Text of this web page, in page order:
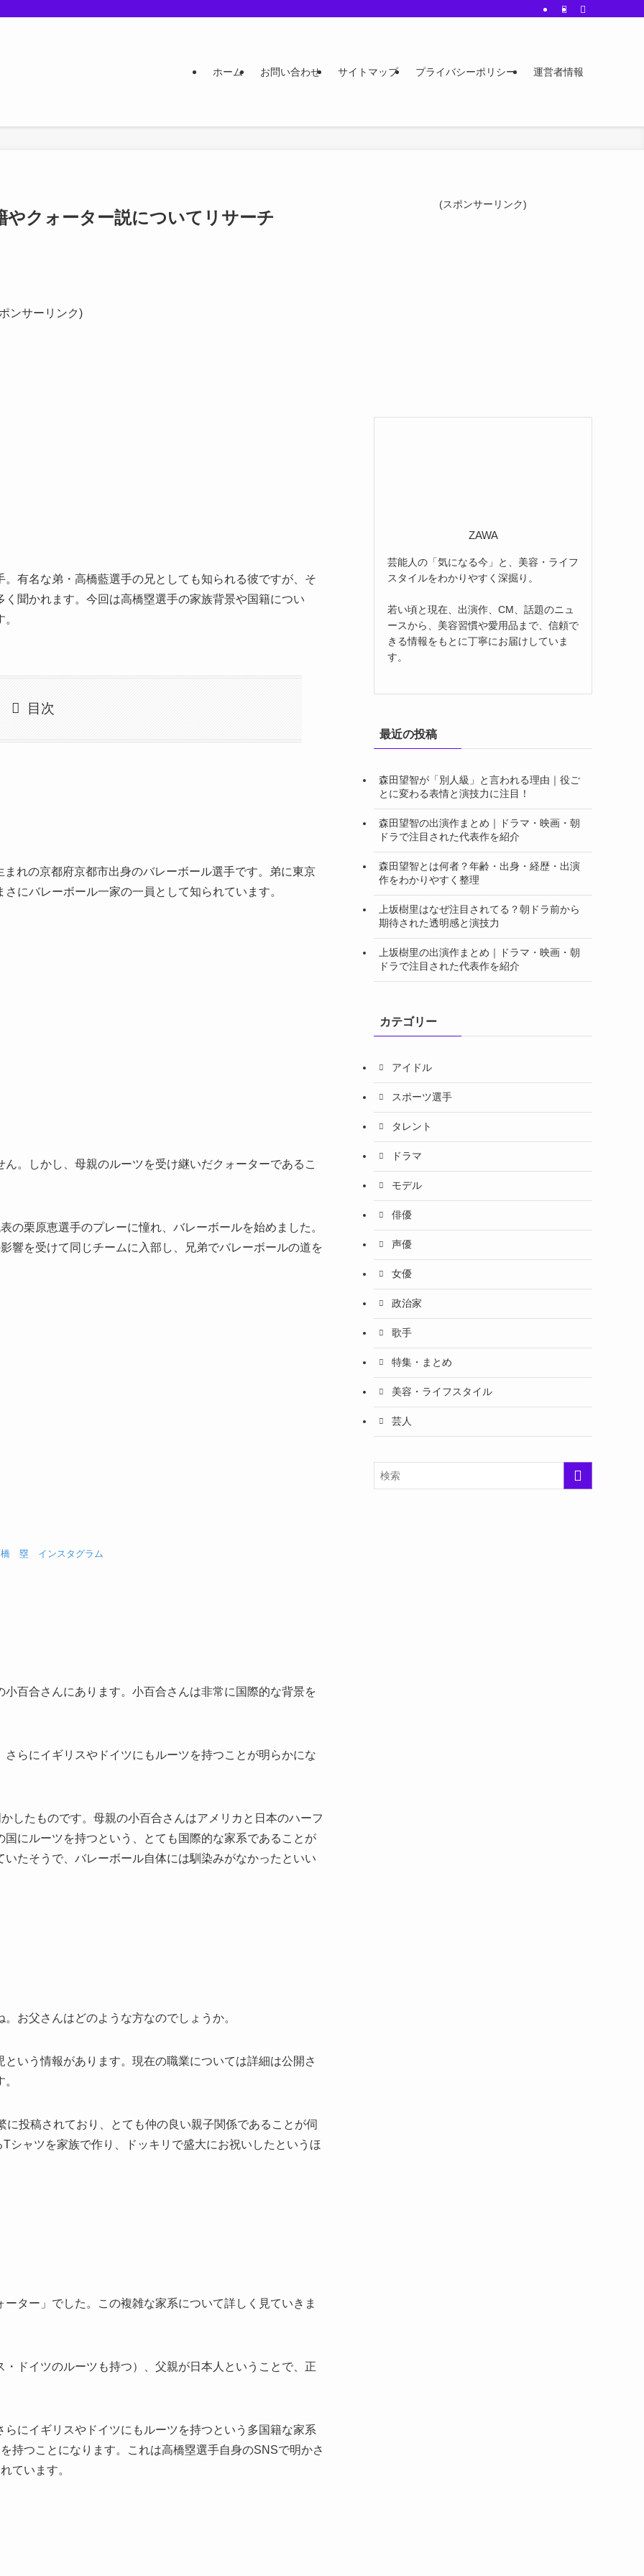
ホーム お問い合わせ サイトマップ プライバシーポリシー 運営者情報
やクォーター説についてリサーチ
ンサーリンク)
有名な弟・高橋藍選手の兄としても知られる彼ですが、そ
聞かれます。今回は高橋塁選手の家族背景や国籍につい
目次
れの京都府京都市出身のバレーボール選手です。弟に東京
にバレーボール一家の一員として知られています。
。しかし、母親のルーツを受け継いだクォーターであるこ
の栗原恵選手のプレーに憧れ、バレーボールを始めました。
響を受けて同じチームに入部し、兄弟でバレーボールの道を
塁 インスタグラム
百合さんにあります。小百合さんは非常に国際的な背景を
らにイギリスやドイツにもルーツを持つことが明らかにな
したものです。母親の小百合さんはアメリカと日本のハーフ
にルーツを持つという、とても国際的な家系であることが
たそうで、バレーボール自体には馴染みがなかったといい
お父さんはどのような方なのでしょうか。
いう情報があります。現在の職業については詳細は公開さ
投稿されており、とても仲の良い親子関係であることが伺
シャツを家族で作り、ドッキリで盛大にお祝いしたというほ
ター」でした。この複雑な家系について詳しく見ていきま
ドイツのルーツも持つ）、父親が日本人ということで、正
にイギリスやドイツにもルーツを持つという多国籍な家系
持つことになります。これは高橋塁選手自身のSNSで明かさ
ています。
(スポンサーリンク)
ZAWA
芸能人の「気になる今」と、美容・ライフ
スタイルをわかりやすく深掘り。
若い頃と現在、出演作、CM、話題のニュ
ースから、美容習慣や愛用品まで、信頼で
きる情報をもとに丁寧にお届けしていま
す。
最近の投稿
森田望智が「別人級」と言われる理由｜役ご
とに変わる表情と演技力に注目！
森田望智の出演作まとめ｜ドラマ・映画・朝
ドラで注目された代表作を紹介
森田望智とは何者？年齢・出身・経歴・出演
作をわかりやすく整理
上坂樹里はなぜ注目されてる？朝ドラ前から
期待された透明感と演技力
上坂樹里の出演作まとめ｜ドラマ・映画・朝
ドラで注目された代表作を紹介
カテゴリー
アイドル
スポーツ選手
タレント
ドラマ
モデル
俳優
声優
女優
政治家
歌手
特集・まとめ
美容・ライフスタイル
芸人